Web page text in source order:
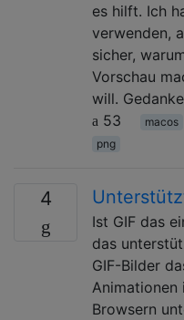
es hilft. Ich
verwenden,
sicher,
Vorschau
will.
53
macos
png
4
Ist GIF das
das
GIF-Bilder
Animationen
Browsern